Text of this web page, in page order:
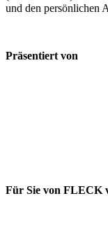
und den persönlichen
Präsentiert von
Für Sie von FLECK